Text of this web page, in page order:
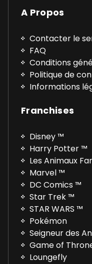
A Propos
Contacter le
FAQ
Conditions
Politique de
Informations
Franchises
Disney ™
Harry Potter ™
Les Animaux
Marvel ™
DC Comics ™
Star Trek ™
STAR WARS ™
Pokémon
Seigneur des
Game of
Loungefly